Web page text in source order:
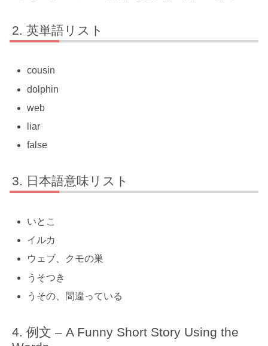
英単語リスト
cousin
dolphin
web
liar
false
日本語意味リスト
いとこ
イルカ
ウェブ、クモの巣
うそつき
うその、間違っている
例文 – A Funny Short Story Using the